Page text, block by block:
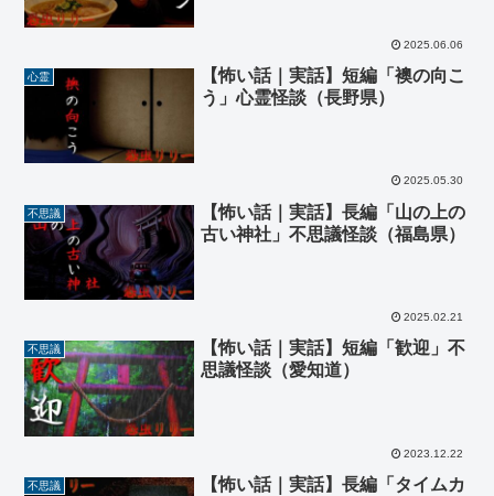
2025.06.06
心霊
【怖い話｜実話】短編「襖の向こ
う」心霊怪談（長野県）
2025.05.30
不思議
【怖い話｜実話】長編「山の上の
古い神社」不思議怪談（福島県）
2025.02.21
不思議
【怖い話｜実話】短編「歓迎」不
思議怪談（愛知道）
2023.12.22
不思議
【怖い話｜実話】長編「タイムカ